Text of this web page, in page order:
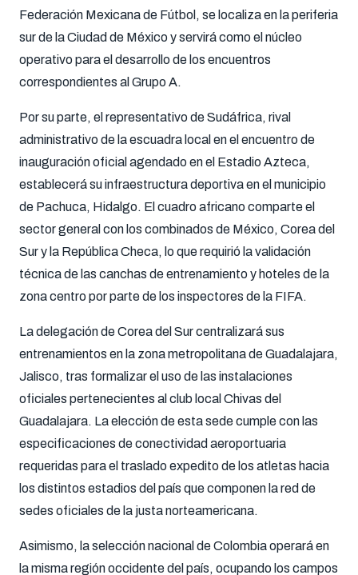
Federación Mexicana de Fútbol, se localiza en la periferia
sur de la Ciudad de México y servirá como el núcleo
operativo para el desarrollo de los encuentros
correspondientes al Grupo A.
Por su parte, el representativo de Sudáfrica, rival
administrativo de la escuadra local en el encuentro de
inauguración oficial agendado en el Estadio Azteca,
establecerá su infraestructura deportiva en el municipio
de Pachuca, Hidalgo. El cuadro africano comparte el
sector general con los combinados de México, Corea del
Sur y la República Checa, lo que requirió la validación
técnica de las canchas de entrenamiento y hoteles de la
zona centro por parte de los inspectores de la FIFA.
La delegación de Corea del Sur centralizará sus
entrenamientos en la zona metropolitana de Guadalajara,
Jalisco, tras formalizar el uso de las instalaciones
oficiales pertenecientes al club local Chivas del
Guadalajara. La elección de esta sede cumple con las
especificaciones de conectividad aeroportuaria
requeridas para el traslado expedito de los atletas hacia
los distintos estadios del país que componen la red de
sedes oficiales de la justa norteamericana.
Asimismo, la selección nacional de Colombia operará en
la misma región occidente del país, ocupando los campos